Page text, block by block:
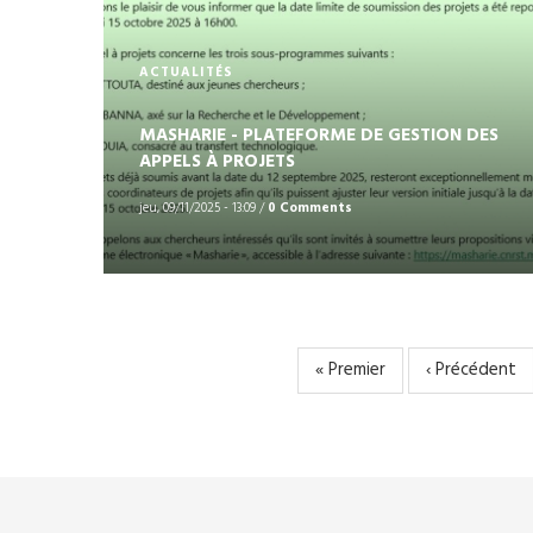
ACTUALITÉS
MASHARIE - PLATEFORME DE GESTION DES
APPELS À PROJETS
jeu, 09/11/2025 - 13:09/0 Comments
Première
page
« Premier
Page
précédente
‹ Précédent